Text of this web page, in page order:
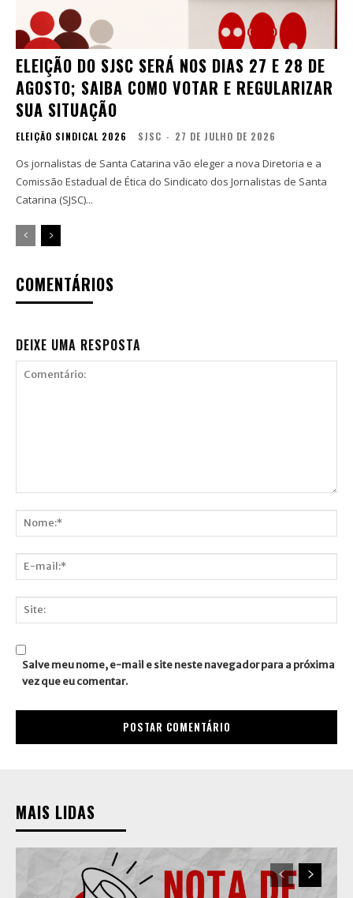
ELEIÇÃO DO SJSC SERÁ NOS DIAS 27 E 28 DE
AGOSTO; SAIBA COMO VOTAR E REGULARIZAR
SUA SITUAÇÃO
ELEIÇÃO SINDICAL 2026 SJSC - 27 DE JULHO DE 2026
Os jornalistas de Santa Catarina vão eleger a nova Diretoria e a
Comissão Estadual de Ética do Sindicato dos Jornalistas de Santa
Catarina (SJSC)...
COMENTÁRIOS
DEIXE UMA RESPOSTA
mail:*
Salve meu nome, e-mail e site neste navegador para a próxima
vez que eu comentar.
MAIS LIDAS